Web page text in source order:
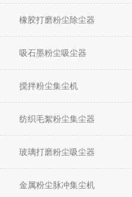
橡胶打磨粉尘除尘器
吸石墨粉尘吸尘器
搅拌粉尘集尘机
纺织毛絮粉尘集尘器
玻璃打磨粉尘吸尘器
金属粉尘脉冲集尘机